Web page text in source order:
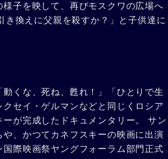
子を映して、再びモスクワの広場へ
き換えに父親を殺すか？」と子供達に
くな、死ね、甦れ！」「ひとりで生
セイ・ゲルマンなどと同じくロシア
が完成したドキュメンタリー。 サン
、かつてカネフスキーの映画に出演
際映画祭ヤングフォーラム部門正式